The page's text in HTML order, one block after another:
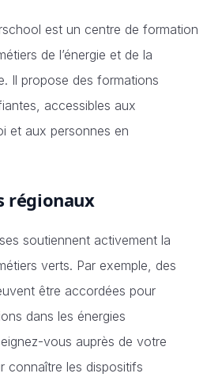
est un centre de formation
de l’énergie et de la
Il propose des formations
accessibles aux
et aux personnes en
régionaux
soutiennent activement la
verts. Par exemple, des
être accordées pour
dans les énergies
vous auprès de votre
connaître les dispositifs